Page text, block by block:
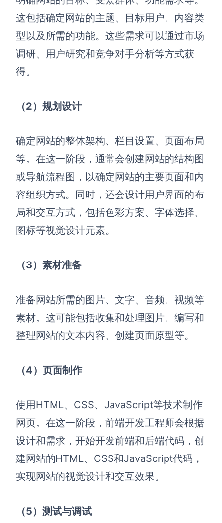
素材整理
在线白板
涂鸦画板
情绪板
查看所有场景
AI创作
创意与绘图
AI生成思维导图
AI生成流程图
AI生成鱼骨图
战略与流程设计
AI生成商业画布
AI生成平衡计分卡
AI生成时间管理四象限
AI生成胜任力模型
AI生成用户画像
这包括确定网站的主题、目标用户、内容类
型以及所需的功能。这些需求可以通过市场
调研、用户研究和竞争对手分析等方式获
得。
（2）规划设计
确定网站的整体架构、栏目设置、页面布局
等。在这一阶段，通常会创建网站的结构图
或导航流程图，以确定网站的主要页面和内
容组织方式。同时，还会设计用户界面的布
局和交互方式，包括色彩方案、字体选择、
图标等视觉设计元素。
（3）素材准备
准备网站所需的图片、文字、音频、视频等
素材。这可能包括收集和处理图片、编写和
整理网站的文本内容、创建页面原型等。
（4）页面制作
使用HTML、CSS、JavaScript等技术制作
网页。在这一阶段，前端开发工程师会根据
设计和需求，开始开发前端和后端代码，创
建网站的HTML、CSS和JavaScript代码，
实现网站的视觉设计和交互效果。
（5）测试与调试